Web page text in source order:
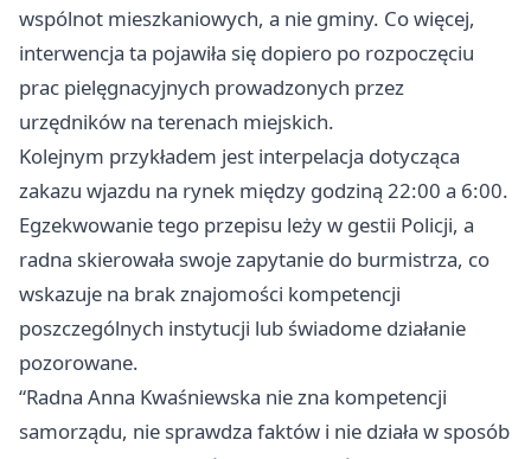
wspólnot mieszkaniowych, a nie gminy. Co więcej,
interwencja ta pojawiła się dopiero po rozpoczęciu
prac pielęgnacyjnych prowadzonych przez
urzędników na terenach miejskich.
Kolejnym przykładem jest interpelacja dotycząca
zakazu wjazdu na rynek między godziną 22:00 a 6:00.
Egzekwowanie tego przepisu leży w gestii Policji, a
radna skierowała swoje zapytanie do burmistrza, co
wskazuje na brak znajomości kompetencji
poszczególnych instytucji lub świadome działanie
pozorowane.
“Radna Anna Kwaśniewska nie zna kompetencji
samorządu, nie sprawdza faktów i nie działa w sposób